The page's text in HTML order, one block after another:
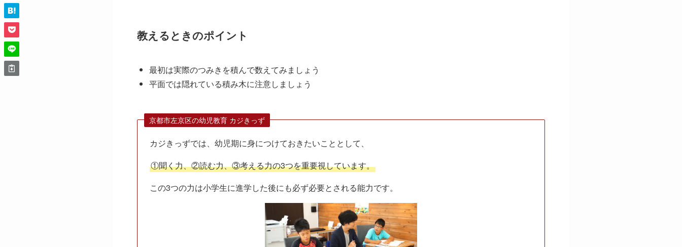
教えるときのポイント
最初は実際のつみきを積んで数えてみましょう
平面では隠れている積み木に注意しましょう
京都市左京区の幼児教育 カジきっず
カジきっずでは、幼児期に身につけておきたいこととして、
①聞く力、②読む力、③考える力の3つを重要視しています。
この3つの力は小学生に進学した後にも必ず必要とされる能力です。